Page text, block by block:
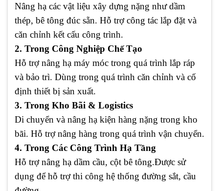
Nâng hạ các vật liệu xây dựng nặng như dầm
thép, bê tông đúc sẵn. Hỗ trợ công tác lắp đặt và
căn chỉnh kết cấu công trình.
2. Trong Công Nghiệp Chế Tạo
Hỗ trợ nâng hạ máy móc trong quá trình lắp ráp
và bảo trì. Dùng trong quá trình căn chỉnh và cố
định thiết bị sản xuất.
3. Trong Kho Bãi & Logistics
Di chuyển và nâng hạ kiện hàng nặng trong kho
bãi. Hỗ trợ nâng hàng trong quá trình vận chuyển.
4. Trong Các Công Trình Hạ Tầng
Hỗ trợ nâng hạ dầm cầu, cột bê tông.Được sử
dụng để hỗ trợ thi công hệ thống đường sắt, cầu